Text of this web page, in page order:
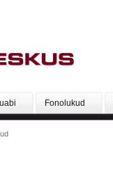
Fonolukud